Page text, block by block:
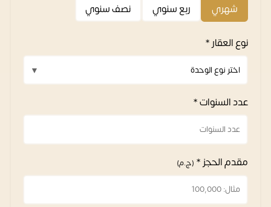
شهري
ربع سنوي نصف سنوي
نوع العقار *
عدد السنوات *
مقدم الحجز * (ج.م)